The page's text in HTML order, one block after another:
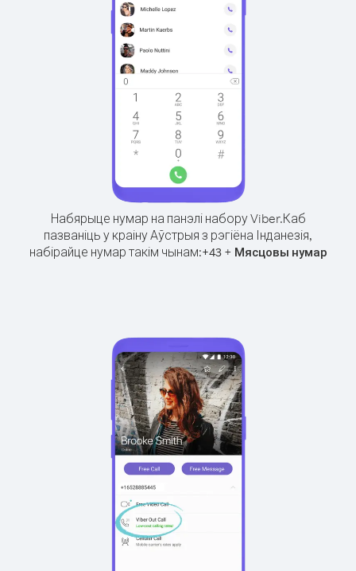
Набярыце нумар на панэлі набору Viber.Каб
пазваніць у краіну Аўстрыя з рэгіёна Інданезія,
набірайце нумар такім чынам:+43+ Мясцовы нумар